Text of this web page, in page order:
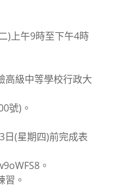
)上午9時至下午4時
高級中等學校行政大
號)。
日(星期四)前完成表
。
習。